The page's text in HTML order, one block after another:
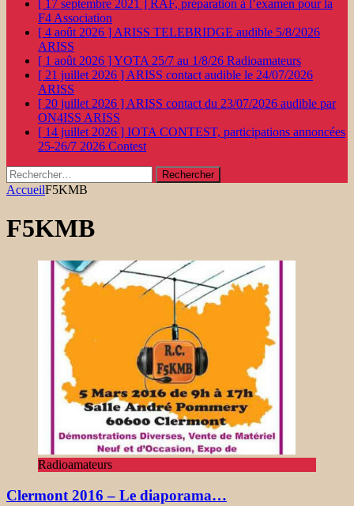
[ 17 septembre 2021 ] RAF, préparation à l’examen pour la
F4 Association
[ 4 août 2026 ] ARISS TELEBRIDGE audible 5/8/2026
ARISS
[ 1 août 2026 ]YOTA 25/7 au 1/8/26 Radioamateurs
[ 21 juillet 2026 ] ARISS contact audible le 24/07/2026
ARISS
[ 20 juillet 2026 ] ARISS contact du 23/07/2026 audible par
ON4ISS ARISS
[ 14 juillet 2026 ] IOTA CONTEST, participations annoncées
25-26/7 2026 Contest
Rechercher :
AccueilF5KMB
F5KMB
Radioamateurs
Clermont 2016 – Le diaporama…